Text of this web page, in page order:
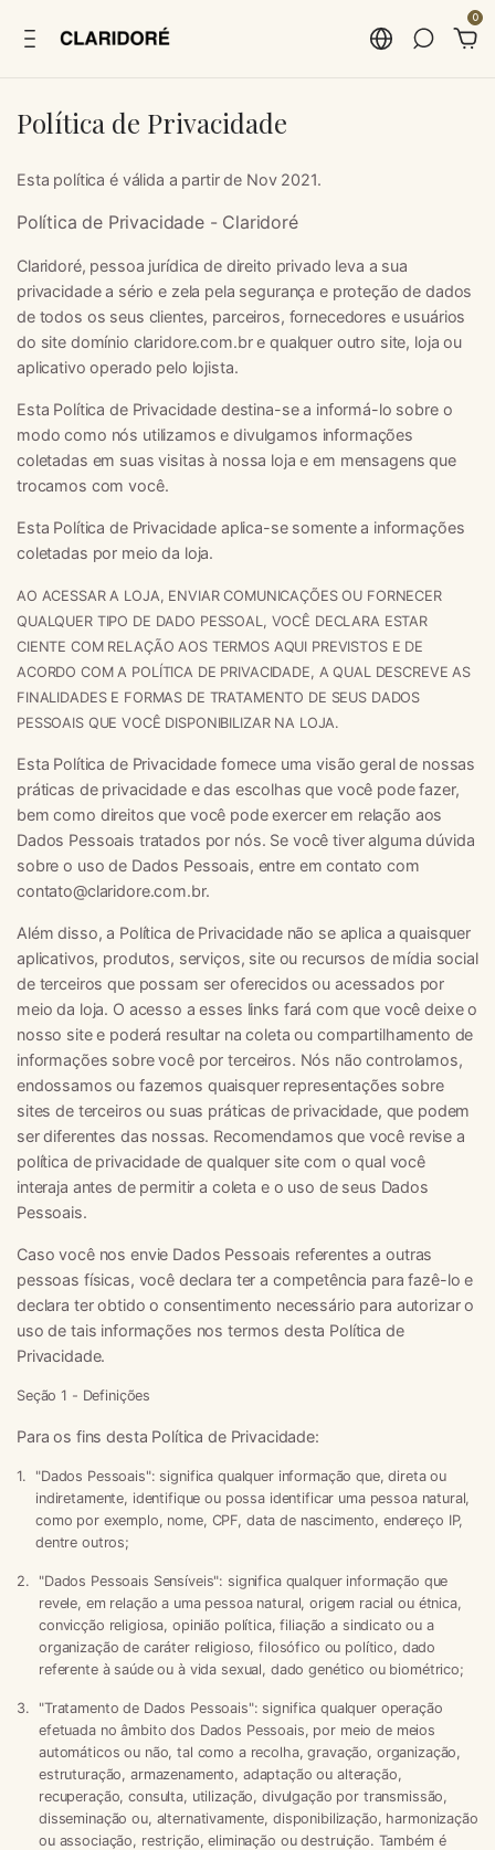
0
Política de Privacidade
Esta política é válida a partir de Nov 2021.
Política de Privacidade - Claridoré
Claridoré, pessoa jurídica de direito privado leva a sua
privacidade a sério e zela pela segurança e proteção de dados
de todos os seus clientes, parceiros, fornecedores e usuários
do site domínio claridore.com.br e qualquer outro site, loja ou
aplicativo operado pelo lojista.
Esta Política de Privacidade destina-se a informá-lo sobre o
modo como nós utilizamos e divulgamos informações
coletadas em suas visitas à nossa loja e em mensagens que
trocamos com você.
Esta Política de Privacidade aplica-se somente a informações
coletadas por meio da loja.
AO ACESSAR A LOJA, ENVIAR COMUNICAÇÕES OU FORNECER
QUALQUER TIPO DE DADO PESSOAL, VOCÊ DECLARA ESTAR
CIENTE COM RELAÇÃO AOS TERMOS AQUI PREVISTOS E DE
ACORDO COM A POLÍTICA DE PRIVACIDADE, A QUAL DESCREVE AS
FINALIDADES E FORMAS DE TRATAMENTO DE SEUS DADOS
PESSOAIS QUE VOCÊ DISPONIBILIZAR NA LOJA.
Esta Política de Privacidade fornece uma visão geral de nossas
práticas de privacidade e das escolhas que você pode fazer,
bem como direitos que você pode exercer em relação aos
Dados Pessoais tratados por nós. Se você tiver alguma dúvida
sobre o uso de Dados Pessoais, entre em contato com
contato@claridore.com.br.
Além disso, a Política de Privacidade não se aplica a quaisquer
aplicativos, produtos, serviços, site ou recursos de mídia social
de terceiros que possam ser oferecidos ou acessados por
meio da loja. O acesso a esses links fará com que você deixe o
nosso site e poderá resultar na coleta ou compartilhamento de
informações sobre você por terceiros. Nós não controlamos,
endossamos ou fazemos quaisquer representações sobre
sites de terceiros ou suas práticas de privacidade, que podem
ser diferentes das nossas. Recomendamos que você revise a
política de privacidade de qualquer site com o qual você
interaja antes de permitir a coleta e o uso de seus Dados
Pessoais.
Caso você nos envie Dados Pessoais referentes a outras
pessoas físicas, você declara ter a competência para fazê-lo e
declara ter obtido o consentimento necessário para autorizar o
uso de tais informações nos termos desta Política de
Privacidade.
Seção 1 - Definições
Para os fins desta Política de Privacidade:
"Dados Pessoais": significa qualquer informação que, direta ou
indiretamente, identifique ou possa identificar uma pessoa natural,
como por exemplo, nome, CPF, data de nascimento, endereço IP,
dentre outros;
"Dados Pessoais Sensíveis": significa qualquer informação que
revele, em relação a uma pessoa natural, origem racial ou étnica,
convicção religiosa, opinião política, filiação a sindicato ou a
organização de caráter religioso, filosófico ou político, dado
referente à saúde ou à vida sexual, dado genético ou biométrico;
"Tratamento de Dados Pessoais": significa qualquer operação
efetuada no âmbito dos Dados Pessoais, por meio de meios
automáticos ou não, tal como a recolha, gravação, organização,
estruturação, armazenamento, adaptação ou alteração,
recuperação, consulta, utilização, divulgação por transmissão,
disseminação ou, alternativamente, disponibilização, harmonização
ou associação, restrição, eliminação ou destruição. Também é